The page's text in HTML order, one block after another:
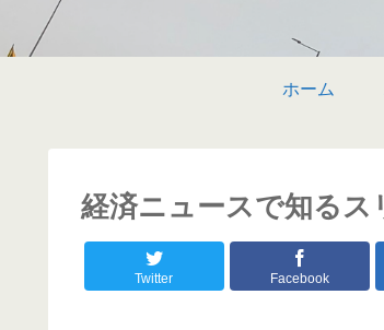
ホーム
経済ニュースで知るス
Twitter Facebook